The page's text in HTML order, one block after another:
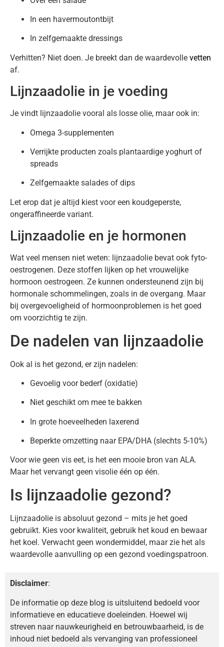
In een havermoutontbijt
In zelfgemaakte dressings
Verhitten? Niet doen. Je breekt dan de waardevolle vetten
af.
Lijnzaadolie in je voeding
Je vindt lijnzaadolie vooral als losse olie, maar ook in:
Omega 3-supplementen
Verrijkte producten zoals plantaardige yoghurt of
spreads
Zelfgemaakte salades of dips
Let erop dat je altijd kiest voor een koudgeperste,
ongeraffineerde variant.
Lijnzaadolie en je hormonen
Wat veel mensen niet weten: lijnzaadolie bevat ook fyto-
oestrogenen. Deze stoffen lijken op het vrouwelijke
hormoon oestrogeen. Ze kunnen ondersteunend zijn bij
hormonale schommelingen, zoals in de overgang. Maar
bij overgevoeligheid of hormoonproblemen is het goed
om voorzichtig te zijn.
De nadelen van lijnzaadolie
Ook al is het gezond, er zijn nadelen:
Gevoelig voor bederf (oxidatie)
Niet geschikt om mee te bakken
In grote hoeveelheden laxerend
Beperkte omzetting naar EPA/DHA (slechts 5-10%)
Voor wie geen vis eet, is het een mooie bron van ALA.
Maar het vervangt geen visolie één op één.
Is lijnzaadolie gezond?
Lijnzaadolie is absoluut gezond – mits je het goed
gebruikt. Kies voor kwaliteit, gebruik het koud en bewaar
het koel. Verwacht geen wondermiddel, maar zie het als
waardevolle aanvulling op een gezond voedingspatroon.
Disclaimer:
De informatie op deze blog is uitsluitend bedoeld voor
informatieve en educatieve doeleinden. Hoewel wij
streven naar nauwkeurigheid en betrouwbaarheid, is de
inhoud niet bedoeld als vervanging van professioneel